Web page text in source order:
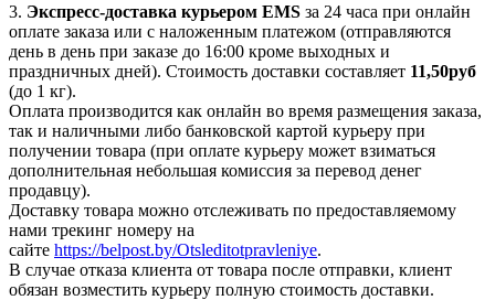
3. Экспресс-доставка курьером EMS за 24 часа при онлайн
оплате заказа или с наложенным платежом (отправляются
день в день при заказе до 16:00 кроме выходных и
праздничных дней). Стоимость доставки составляет 11,50руб
(до 1 кг).
Оплата производится как онлайн во время размещения заказа,
так и наличными либо банковской картой курьеру при
получении товара (при оплате курьеру может взиматься
дополнительная небольшая комиссия за перевод денег
продавцу).
Доставку товара можно отслеживать по предоставляемому
нами трекинг номеру на
сайте https://belpost.by/Otsleditotpravleniye.
В случае отказа клиента от товара после отправки, клиент
обязан возместить курьеру полную стоимость доставки.